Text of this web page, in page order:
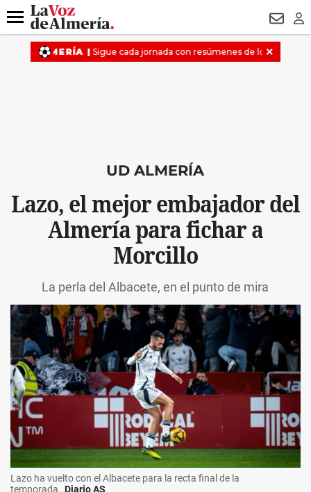
DESTACADO
Menú
UD ALMERÍA
Lazo, el mejor embajador del
Almería para fichar a
Morcillo
La perla del Albacete, en el punto de mira
Lazo ha vuelto con el Albacete para la recta final de la
temporada. Diario AS